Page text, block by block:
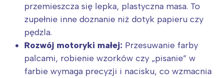
przemieszcza się lepka, plastyczna masa. To
zupełnie inne doznanie niż dotyk papieru czy
pędzla.
Rozwój motoryki małej: Przesuwanie farby
palcami, robienie wzorków czy „pisanie” w
farbie wymaga precyzji i nacisku, co wzmacnia